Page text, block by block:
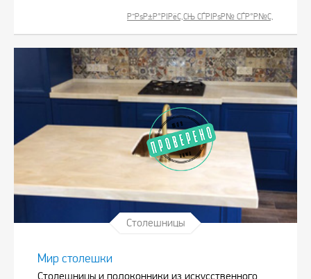
Р”РѕР±Р°РІРёС‚СЊ СЃРІРѕР№ СЃР°Р№С‚
Столешницы
Мир столешки
Столешницы и подоконники из искусственного